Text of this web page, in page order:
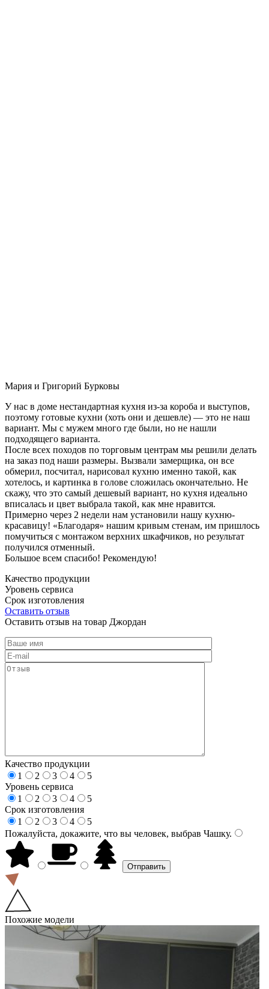
Мария и Григорий Бурковы
У нас в доме нестандартная кухня из-за короба и выступов,
поэтому готовые кухни (хоть они и дешевле) — это не наш
вариант. Мы с мужем много где были, но не нашли
подходящего варианта.
После всех походов по торговым центрам мы решили делать
на заказ под наши размеры. Вызвали замерщика, он все
обмерил, посчитал, нарисовал кухню именно такой, как
хотелось, и картинка в голове сложилась окончательно. Не
скажу, что это самый дешевый вариант, но кухня идеально
вписалась и цвет выбрала такой, как мне нравится.
Примерно через 2 недели нам установили нашу кухню-
красавицу! «Благодаря» нашим кривым стенам, им пришлось
помучиться с монтажом верхних шкафчиков, но результат
получился отменный.
Большое всем спасибо! Рекомендую!
Качество продукции
Уровень сервиса
Срок изготовления
Оставить отзыв
Оставить отзыв на товар Джордан
Качество продукции
1
2 3 4
5
Уровень сервиса
1
2 3 4
5
Срок изготовления
1
2 3 4
5
Пожалуйста, докажите, что вы человек, выбрав Чашку.
Похожие модели